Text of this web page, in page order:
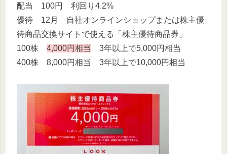
配当 100円 利回り4.2%
優待 12月 自社オンラインショップまたは株主優
待商品交換サイトで使える「株主優待商品券」
100株 4,000円相当
3年以上で5,000円相当
400株 8,000円相当 3年以上で10,000円相当